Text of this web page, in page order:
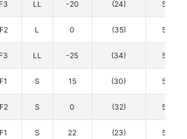
F3 LL -20 (24) 5
F2 L 0 (35) 5
F3 LL -25 (34) 5
F1 S 15 (30) 5
F2 S 0 (32) 5
F1 S 22 (23) 5